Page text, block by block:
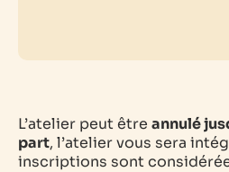
L’atelier peut être annulé
part, l’atelier vous sera
inscriptions sont